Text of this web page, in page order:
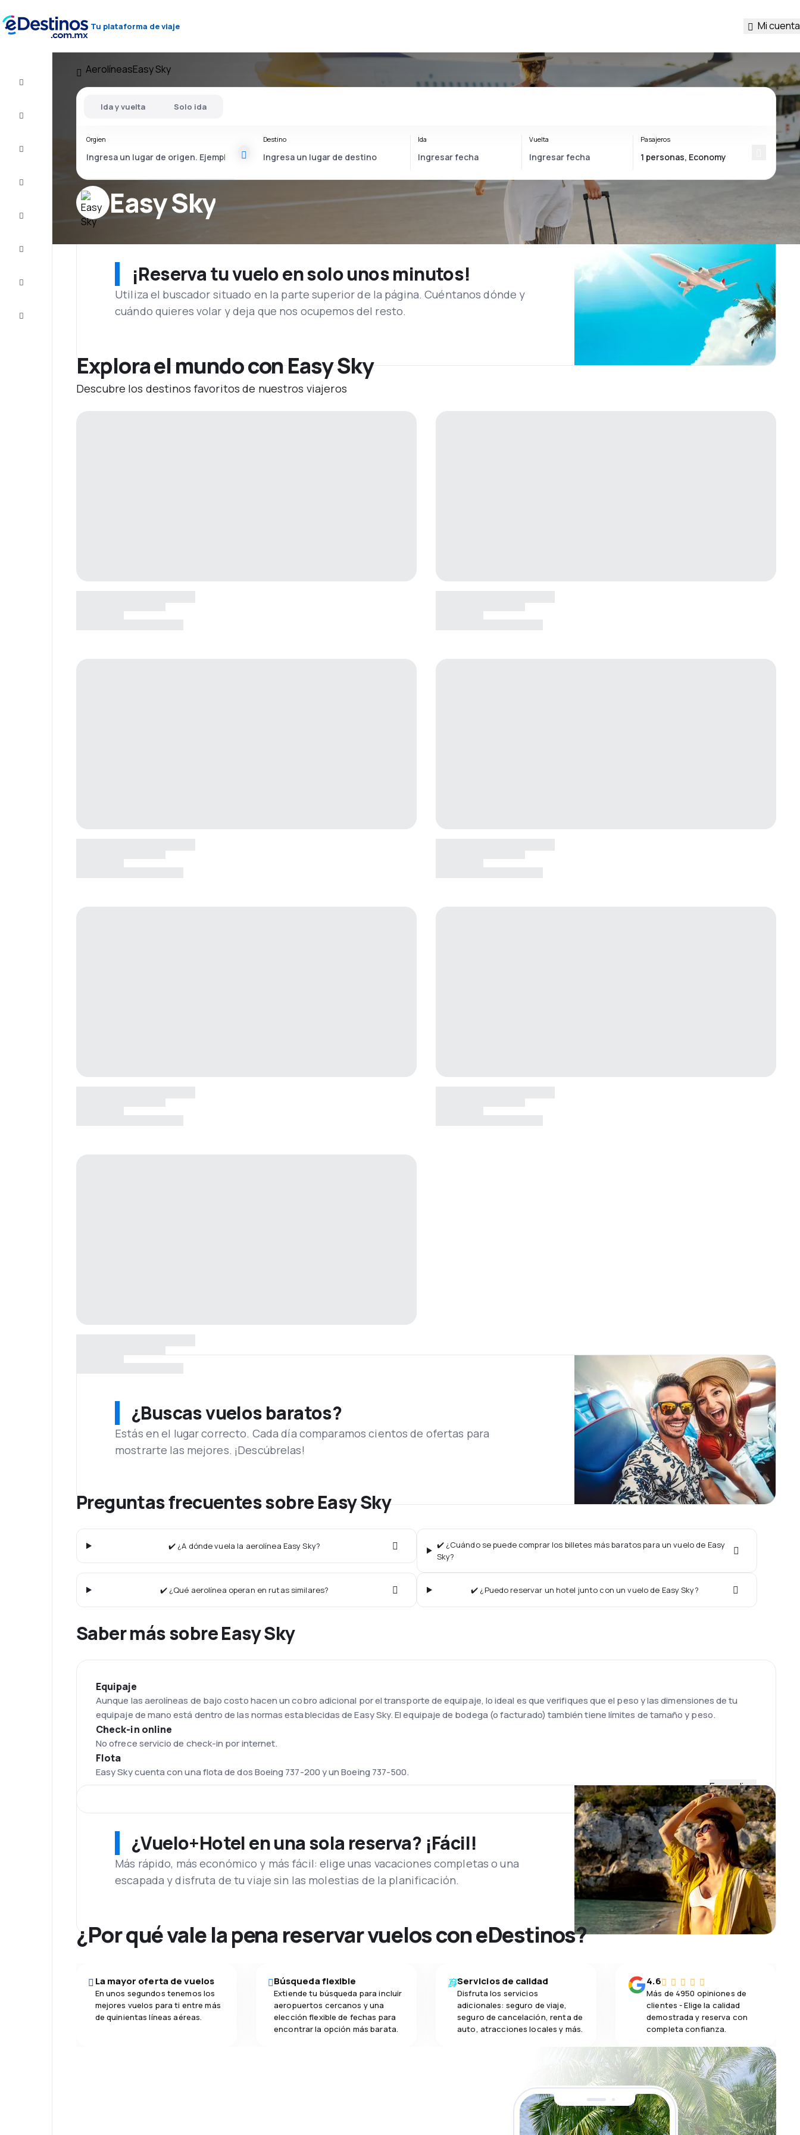
Tu plataforma de viaje Mi cuenta
Completa
AerolíneasEasy Sky
Easy Sky
Ida y vuelta Solo ida
Orgien Destino Ida Vuelta Pasajeros
¡Reserva tu vuelo en solo unos minutos!
Utiliza el buscador situado en la parte superior de la página. Cuéntanos dónde y
cuándo quieres volar y deja que nos ocupemos del resto.
Explora el mundo con Easy Sky
Descubre los destinos favoritos de nuestros viajeros
¿Buscas vuelos baratos?
Estás en el lugar correcto. Cada día comparamos cientos de ofertas para
mostrarte las mejores. ¡Descúbrelas!
Preguntas frecuentes sobre Easy Sky
✔️ ¿A dónde vuela la aerolínea Easy Sky?
✔️ ¿Cuándo se puede comprar los billetes más baratos para un vuelo de Easy
Sky?
✔️ ¿Qué aerolínea operan en rutas similares? ✔️ ¿Puedo reservar un hotel junto con un vuelo de Easy Sky?
Saber más sobre Easy Sky
Equipaje
Aunque las aerolíneas de bajo costo hacen un cobro adicional por el transporte de equipaje, lo ideal es que verifiques que el peso y las dimensiones de tu
equipaje de mano está dentro de las normas establecidas de Easy Sky. El equipaje de bodega (o facturado) también tiene límites de tamaño y peso.
Check-in online
No ofrece servicio de check-in por internet.
Flota
Easy Sky cuenta con una flota de dos Boeing 737-200 y un Boeing 737-500.
En un principio su sede principal se encontraba ubicada en el Aeropuerto Internacional de Goloson de La Ceiba. Sin embargo, a partir de 2015 se afilió con
Global Air y estableció su cede central en el Aeropuerto Internacional Toncontín de Tegucigalpa. Este aeropuerto cuenta con zonas de alimentación, tiendas
para que puedas adquirir souvenir, duty free, rent a car dentro del aeropuerto, estacionamiento y salas VIP.
Comidas
Dependiendo el trecho y el tempo de vuelo, Easky Sky puede ofrecer refrigerios balanceados.
Expandir
¿Vuelo+Hotel en una sola reserva? ¡Fácil!
Más rápido, más económico y más fácil: elige unas vacaciones completas o una
escapada y disfruta de tu viaje sin las molestias de la planificación.
¿Por qué vale la pena reservar vuelos con eDestinos?
La mayor oferta de vuelos
En unos segundos tenemos los
mejores vuelos para ti entre más
de quinientas líneas aéreas.
Búsqueda flexible
Extiende tu búsqueda para incluir
aeropuertos cercanos y una
elección flexible de fechas para
encontrar la opción más barata.
Servicios de calidad
Disfruta los servicios
adicionales: seguro de viaje,
seguro de cancelación, renta de
auto, atracciones locales y más.
4.6
Más de 4950 opiniones de
clientes - Elige la calidad
demostrada y reserva con
completa confianza.